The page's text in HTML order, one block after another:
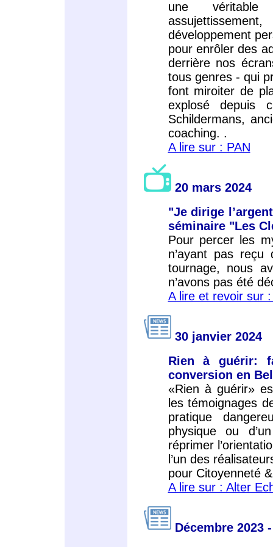
une véritable
développement
pour enrôler des
derrière nos
tous genres - qui
font miroiter de
explosé depuis
Schildermans,
coaching. .
A lire sur : PAN
20 mars 2024
"Je dirige
séminaire "Les
Pour percer les
n’ayant pas
tournage, nous
n’avons pas été
A lire et revoir sur
30 janvier 2024
Rien à guérir:
conversion en
«Rien à guérir»
les témoignages
pratique
physique ou
réprimer
l’un des
pour Citoyenneté
A lire sur : Alter
Décembre 2023